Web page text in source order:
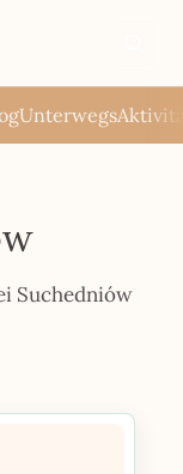
Unterwegs
Suchedniów